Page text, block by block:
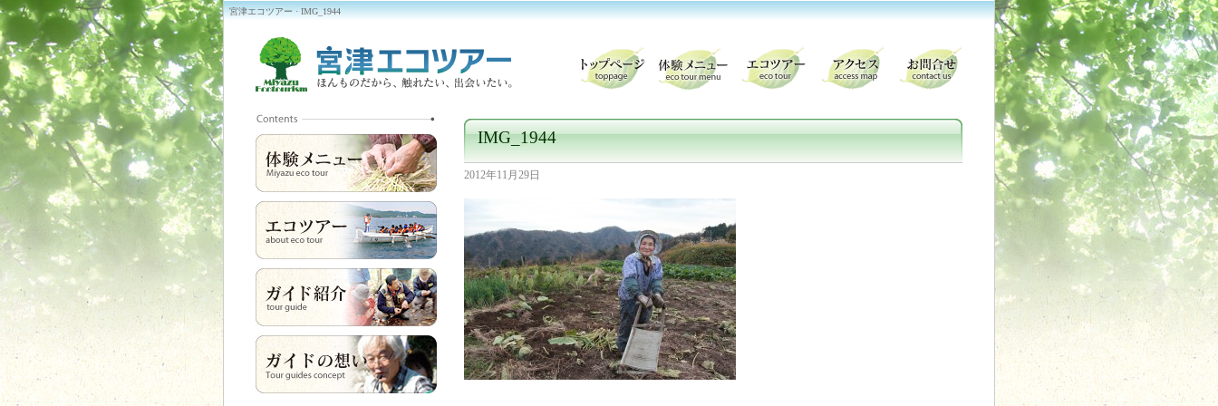
宮津エコツアー · IMG_1944
IMG_1944
2012年11月29日